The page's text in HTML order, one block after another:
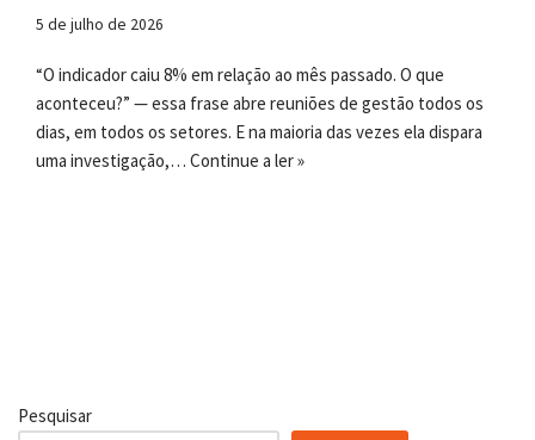
5 de julho de 2026
“O indicador caiu 8% em relação ao mês passado. O que
aconteceu?” — essa frase abre reuniões de gestão todos os
dias, em todos os setores. E na maioria das vezes ela dispara
uma investigação,… Continue a ler »
Pesquisar